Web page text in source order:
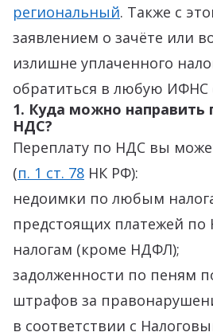
региональный. Также с
заявлением о зачёте или
излишне уплаченного
обратиться в любую ИФНС
1. Куда можно направить
НДС?
Переплату по НДС вы
(п. 1 ст. 78 НК РФ):
недоимки по любым
предстоящих платежей
налогам (кроме НДФЛ);
задолженности по пеням
штрафов за
в соответствии с